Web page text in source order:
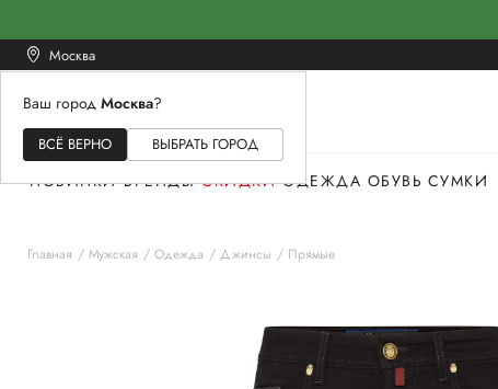
Москва
Ваш город Москва?
ВСЁ ВЕРНО ВЫБРАТЬ ГОРОД
ЖЕНСКОЕМУЖСКОЕ
НОВИНКИ БРЕНДЫ СКИДКИ ОДЕЖДА ОБУВЬ СУМКИ
Главная Мужская Одежда Джинсы Прямые